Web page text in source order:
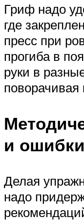
Гриф надо
где
пресс при
прогиба в
руки в
поворачивая
и ошибки
Делая
надо